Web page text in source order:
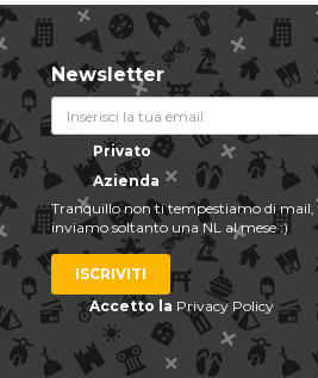
Newsletter
Privato
Azienda
Tranquillo non ti tempestiamo di mail,
inviamo soltanto una NL al mese :)
ISCRIVITI
Accetto la Privacy Policy